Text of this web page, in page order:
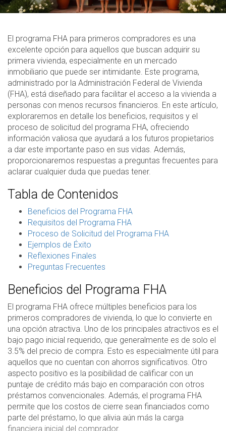
El programa FHA para primeros compradores es una
excelente opción para aquellos que buscan adquirir su
primera vivienda, especialmente en un mercado
inmobiliario que puede ser intimidante. Este programa,
administrado por la Administración Federal de Vivienda
(FHA), está diseñado para facilitar el acceso a la vivienda a
personas con menos recursos financieros. En este artículo,
exploraremos en detalle los beneficios, requisitos y el
proceso de solicitud del programa FHA, ofreciendo
información valiosa que ayudará a los futuros propietarios
a dar este importante paso en sus vidas. Además,
proporcionaremos respuestas a preguntas frecuentes para
aclarar cualquier duda que puedas tener.
Tabla de Contenidos
Beneficios del Programa FHA
Requisitos del Programa FHA
Proceso de Solicitud del Programa FHA
Ejemplos de Éxito
Reflexiones Finales
Preguntas Frecuentes
Beneficios del Programa FHA
El programa FHA ofrece múltiples beneficios para los
primeros compradores de vivienda, lo que lo convierte en
una opción atractiva. Uno de los principales atractivos es el
bajo pago inicial requerido, que generalmente es de solo el
3.5% del precio de compra. Esto es especialmente útil para
aquellos que no cuentan con ahorros significativos. Otro
aspecto positivo es la posibilidad de calificar con un
puntaje de crédito más bajo en comparación con otros
préstamos convencionales. Además, el programa FHA
permite que los costos de cierre sean financiados como
parte del préstamo, lo que alivia aún más la carga
financiera inicial del comprador.